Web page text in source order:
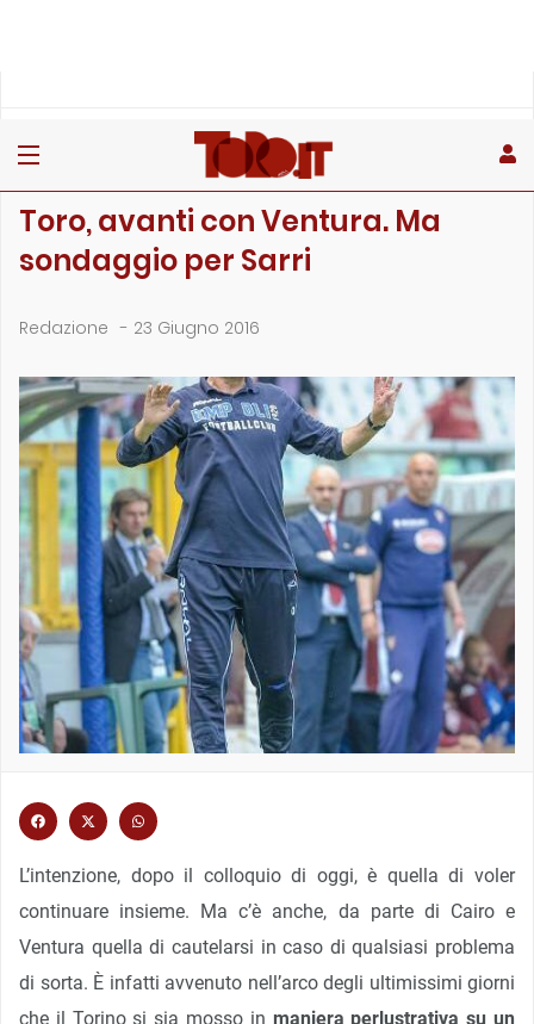
Toro, avanti con Ventura. Ma
sondaggio per Sarri
Redazione - 23 Giugno 2016
L’intenzione, dopo il colloquio di oggi, è quella di voler
continuare insieme. Ma c’è anche, da parte di Cairo e
Ventura quella di cautelarsi in caso di qualsiasi problema
di sorta. È infatti avvenuto nell’arco degli ultimissimi giorni
che il Torino si sia mosso in maniera perlustrativa su un